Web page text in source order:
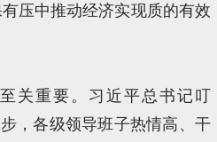
压中推动经济实现质的有效
关重要。习近平总书记叮
步，各级领导班子热情高、干